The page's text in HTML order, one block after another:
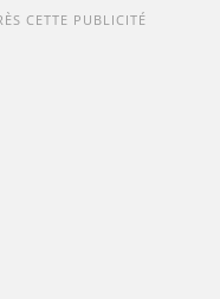
CETTE PUBLICITÉ